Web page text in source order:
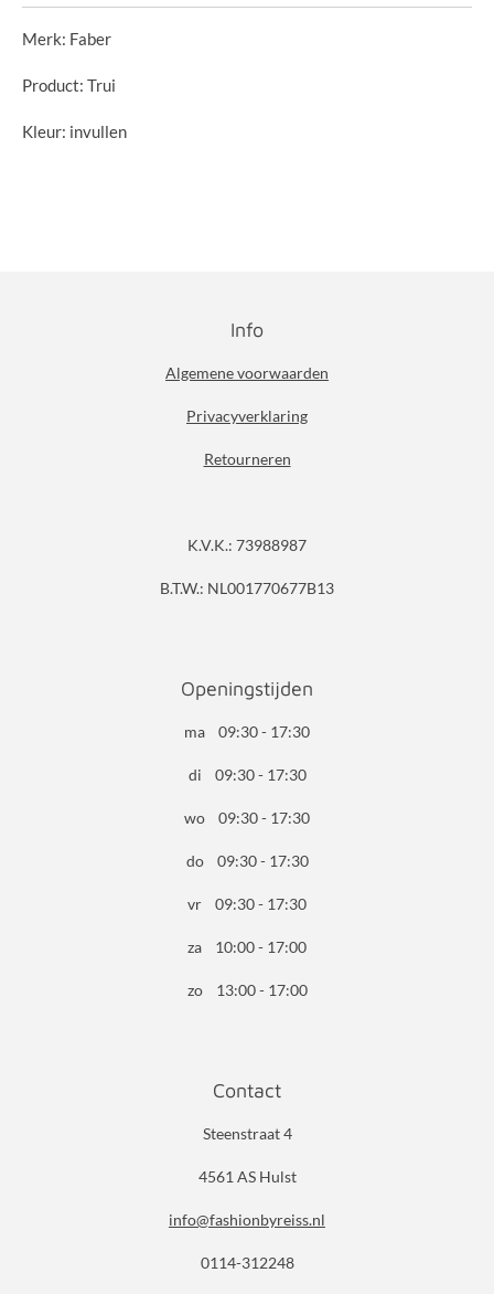
Merk: Faber
Product: Trui
Kleur: invullen
Info
Algemene voorwaarden
Privacyverklaring
Retourneren
K.V.K.: 73988987
B.T.W.: NL001770677B13
Openingstijden
ma 09:30 - 17:30
di 09:30 - 17:30
wo 09:30 - 17:30
do 09:30 - 17:30
vr 09:30 - 17:30
za 10:00 - 17:00
zo 13:00 - 17:00
Contact
Steenstraat 4
4561 AS Hulst
info@fashionbyreiss.nl
0114-312248